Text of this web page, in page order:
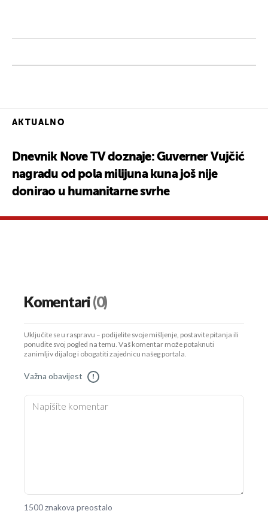
AKTUALNO
Dnevnik Nove TV doznaje: Guverner Vujčić
nagradu od pola milijuna kuna još nije
donirao u humanitarne svrhe
Komentari(0)
Uključite se u raspravu – podijelite svoje mišljenje, postavite pitanja ili
ponudite svoj pogled na temu. Vaš komentar može potaknuti
zanimljiv dijalog i obogatiti zajednicu našeg portala.
Važna obavijest !
1500 znakova preostalo